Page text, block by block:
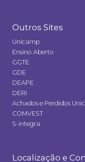
Outros Sites
Unicamp
Ensino Aberto
GGTE
GDE
DEAPE
DERI
Achados e Perdidos
COMVEST
S-integra
Localização e